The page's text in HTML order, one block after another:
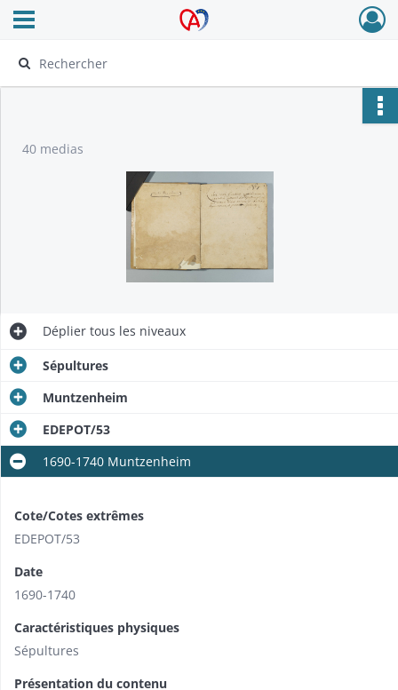
Archives Alsace - Colmar
Ouvrir le menu déroulant
40 medias
Déplier tous les niveaux
Sépultures
Muntzenheim
EDEPOT/53
1690-1740 Muntzenheim
Cote/Cotes extrêmes
EDEPOT/53
Date
1690-1740
Caractéristiques physiques
Sépultures
Présentation du contenu